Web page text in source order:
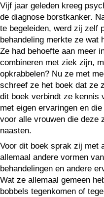
Vijf jaar geleden kreeg
de diagnose borstkanker.
te begeleiden, werd zij zelf
behandeling merkte ze wat
Ze had behoefte aan meer
combineren met ziek zijn,
opkrabbelen? Nu ze met
schreef ze het boek dat ze
dit boek verbindt ze kennis
met eigen ervaringen en
voor alle vrouwen die deze
naasten.
Voor dit boek sprak zij met
allemaal andere vormen
behandelingen en andere
Wat ze allemaal gemeen
bobbels tegenkomen of